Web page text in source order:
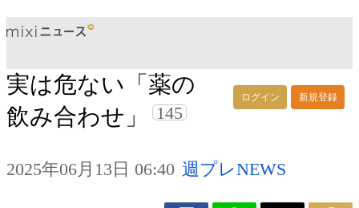
ログイン 新規登録
実は危ない「薬の
飲み合わせ」
145
2025年06月13日 06:40 週プレNEWS